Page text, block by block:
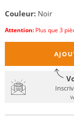
Couleur: Noir
Attention: Plus que 3